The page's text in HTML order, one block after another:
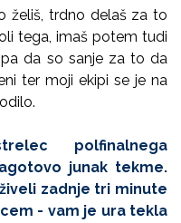
želiš, trdno delaš za to
tega, imaš potem tudi
da so sanje za to da
ter moji ekipi se je na
polfinalnega
junak tekme.
zadnje tri minute
- vam je ura tekla